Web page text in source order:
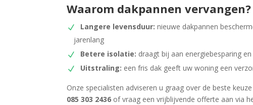
Waarom dakpannen vervangen?
Langere levensduur: nieuwe dakpannen
jarenlang
Betere isolatie: draagt bij aan energiebesparing
Uitstraling: een fris dak geeft uw woning een
Onze specialisten adviseren u graag over de beste
085 303 2436 of vraag een vrijblijvende offerte aan via